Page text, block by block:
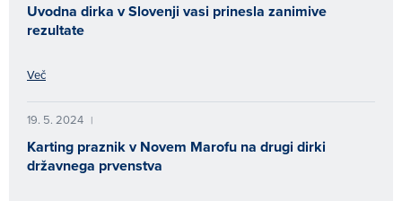
Uvodna dirka v Slovenji vasi prinesla zanimive
rezultate
Več
19. 5. 2024 |
Karting praznik v Novem Marofu na drugi dirki
državnega prvenstva